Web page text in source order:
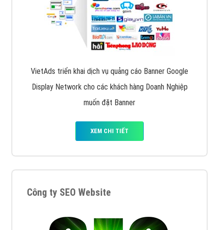
VietAds triển khai dịch vụ quảng cáo Banner Google
Display Network cho các khách hàng Doanh Nghiệp
muốn đặt Banner
XEM CHI TIẾT
Công ty SEO Website